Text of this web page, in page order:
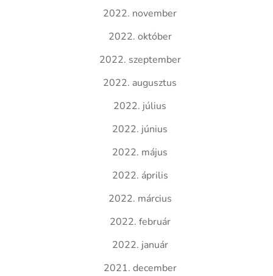
2022. november
2022. október
2022. szeptember
2022. augusztus
2022. július
2022. június
2022. május
2022. április
2022. március
2022. február
2022. január
2021. december